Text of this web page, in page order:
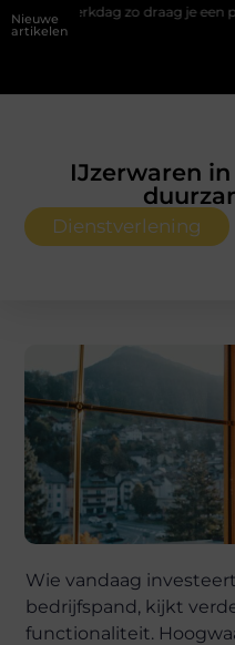
Nieuwe
artikelen
je een polo stijlvol Een
IJzerwaren
Dienstverlening
Wie vandaag
bedrijfspand, kijkt
functionaliteit.